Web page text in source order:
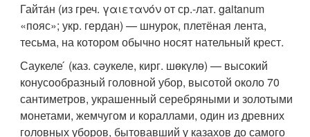
Гайта́н (из греч. γαιετανόν от ср.-лат. gaitanum
«пояс»; укр. гердан) — шнурок, плетёная лента,
тесьма, на котором обычно носят нательный крест.
Саукеле ́ (каз. сәукеле, кирг. шөкүлө) — высокий
конусообразный головной убор, высотой около 70
сантиметров, украшенный серебряными и золотыми
монетами, жемчугом и кораллами, один из древних
головных уборов, бытовавший у казахов до самого